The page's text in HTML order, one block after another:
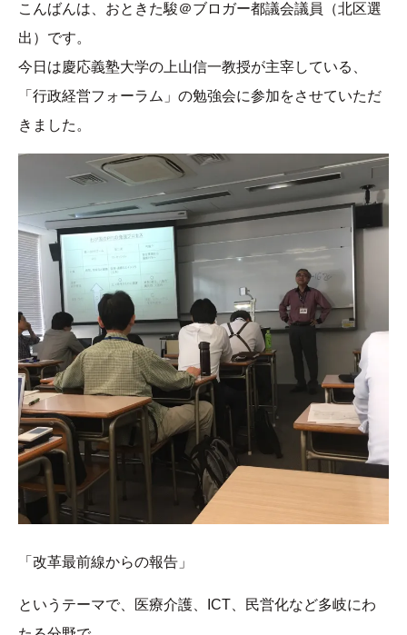
こんばんは、おときた駿＠ブロガー都議会議員（北区選
出）です。
今日は慶応義塾大学の上山信一教授が主宰している、
「行政経営フォーラム」の勉強会に参加をさせていただ
きました。
「改革最前線からの報告」
というテーマで、医療介護、ICT、民営化など多岐にわ